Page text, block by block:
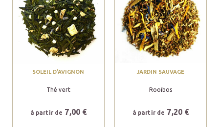
SOLEIL D'AVIGNON
Thé vert
à partir de 7,00 €
JARDIN SAUVAGE
Rooibos
à partir de 7,20 €